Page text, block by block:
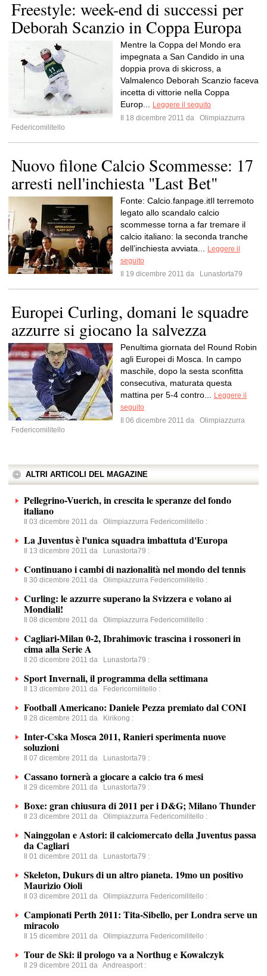
Freestyle: week-end di successi per
Deborah Scanzio in Coppa Europa
Mentre la Coppa del Mondo era
impegnata a San Candido in una
doppia prova di skicross, a
Valmalenco Deborah Scanzio faceva
incetta di vittorie nella Coppa
Europ...
Leggere il seguito
Il 18 dicembre 2011 da
Olimpiazzurra
Federicomilitello
Nuovo filone Calcio Scommesse: 17
arresti nell'inchiesta "Last Bet"
Fonte: Calcio.fanpage.itIl terremoto
legato allo scandalo calcio
scommesse torna a far tremare il
calcio italiano: la seconda tranche
dell’inchiesta avviata...
Leggere il
seguito
Il 19 dicembre 2011 da
Lunastorta79
Europei Curling, domani le squadre
azzurre si giocano la salvezza
Penultima giornata del Round Robin
agli Europei di Mosca. In campo
maschile, dopo la sesta sconfitta
consecutiva, maturata questa
mattina per 5-4 contro...
Leggere il
seguito
Il 06 dicembre 2011 da
Olimpiazzurra
Federicomilitello
ALTRI ARTICOLI DEL MAGAZINE
Pellegrino-Vuerich, in crescita le speranze del fondo
italiano
Il 03 dicembre 2011 da Olimpiazzurra Federicomilitello :
La Juventus è l'unica squadra imbattuta d'Europa
Il 13 dicembre 2011 da Lunastorta79 :
Continuano i cambi di nazionalità nel mondo del tennis
Il 30 dicembre 2011 da Olimpiazzurra Federicomilitello :
Curling: le azzurre superano la Svizzera e volano ai
Mondiali!
Il 08 dicembre 2011 da Olimpiazzurra Federicomilitello :
Cagliari-Milan 0-2, Ibrahimovic trascina i rossoneri in
cima alla Serie A
Il 20 dicembre 2011 da Lunastorta79 :
Sport Invernali, il programma della settimana
Il 13 dicembre 2011 da Federicomilitello :
Football Americano: Daniele Pezza premiato dal CONI
Il 28 dicembre 2011 da Kirikong :
Inter-Cska Mosca 2011, Ranieri sperimenta nuove
soluzioni
Il 07 dicembre 2011 da Lunastorta79 :
Cassano tornerà a giocare a calcio tra 6 mesi
Il 29 dicembre 2011 da Lunastorta79 :
Boxe: gran chiusura di 2011 per i D&G; Milano Thunder
Il 23 dicembre 2011 da Olimpiazzurra Federicomilitello :
Nainggolan e Astori: il calciomercato della Juventus passa
da Cagliari
Il 01 dicembre 2011 da Lunastorta79 :
Skeleton, Dukurs di un altro pianeta. 19mo un positivo
Maurizio Oioli
Il 03 dicembre 2011 da Olimpiazzurra Federicomilitello :
Campionati Perth 2011: Tita-Sibello, per Londra serve un
miracolo
Il 15 dicembre 2011 da Olimpiazzurra Federicomilitello :
Tour de Ski: il prologo va a Northug e Kowalczyk
Il 29 dicembre 2011 da Andreasport :